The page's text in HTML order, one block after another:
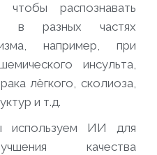
распознавать
в разных частях
например, при
инсульта,
лёгкого, сколиоза,
и т.д.
используем ИИ для
качества